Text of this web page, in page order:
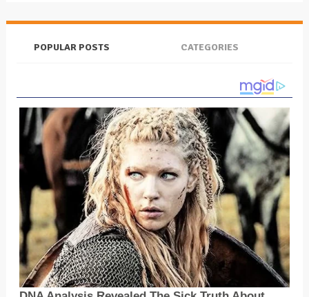
POPULAR POSTS CATEGORIES